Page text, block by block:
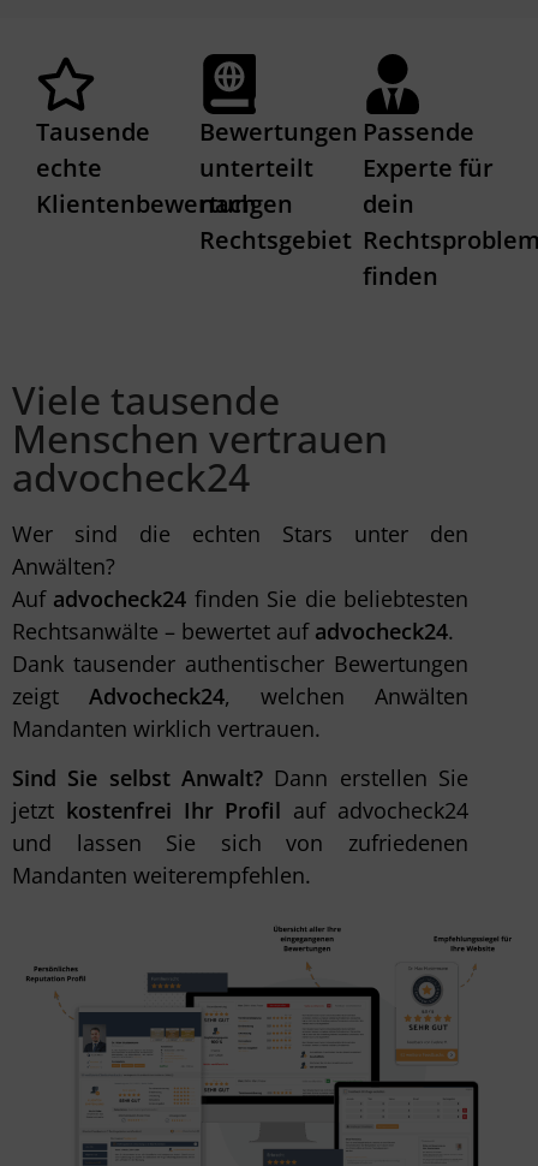
Tausende
echte
Klientenbewertungen
Bewertungen
unterteilt
nach
Rechtsgebiet
Passende
Experte für
dein
finden
Viele tausende
Menschen vertrauen
advocheck24
Wer sind die echten Stars unter den
Anwälten?
Auf advocheck24 finden Sie die beliebtesten
Rechtsanwälte – bewertet auf advocheck24.
Dank tausender authentischer Bewertungen
zeigt Advocheck24, welchen Anwälten
Mandanten wirklich vertrauen.
Sind Sie selbst Anwalt? Dann erstellen Sie
jetzt kostenfrei Ihr Profil auf advocheck24
und lassen Sie sich von zufriedenen
Mandanten weiterempfehlen.